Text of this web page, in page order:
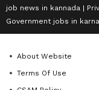
job news in kannada
Government jobs in
About Website
Terms Of Use